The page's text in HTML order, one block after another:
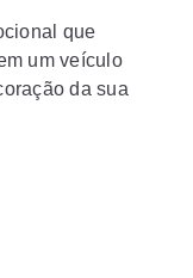
que
um veículo
da sua